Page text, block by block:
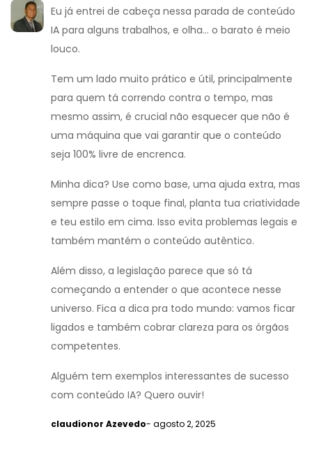
Eu já entrei de cabeça nessa parada de conteúdo
IA para alguns trabalhos, e olha... o barato é meio
louco.
Tem um lado muito prático e útil, principalmente
para quem tá correndo contra o tempo, mas
mesmo assim, é crucial não esquecer que não é
uma máquina que vai garantir que o conteúdo
seja 100% livre de encrenca.
Minha dica? Use como base, uma ajuda extra, mas
sempre passe o toque final, planta tua criatividade
e teu estilo em cima. Isso evita problemas legais e
também mantém o conteúdo autêntico.
Além disso, a legislação parece que só tá
começando a entender o que acontece nesse
universo. Fica a dica pra todo mundo: vamos ficar
ligados e também cobrar clareza para os órgãos
competentes.
Alguém tem exemplos interessantes de sucesso
com conteúdo IA? Quero ouvir!
claudionor Azevedo- agosto 2, 2025